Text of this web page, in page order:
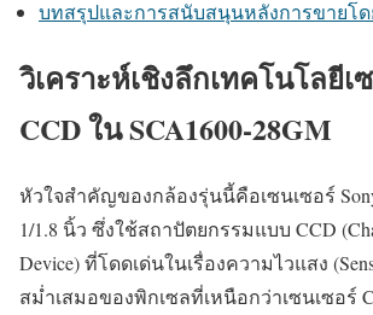
บทสรุปและการสนับสนุนหลังการขายโด
วิเคราะห์เชิงลึกเทคโนโลยีเ
CCD ใน SCA1600-28GM
หัวใจสำคัญของกล้องรุ่นนี้คือเซนเซอร์
1/1.8 นิ้ว ซึ่งใช้สถาปัตยกรรมแบบ CCD
Device) ที่โดดเด่นในเรื่องความไวแสง
สม่ำเสมอของพิกเซลที่เหนือกว่าเซนเซอร์